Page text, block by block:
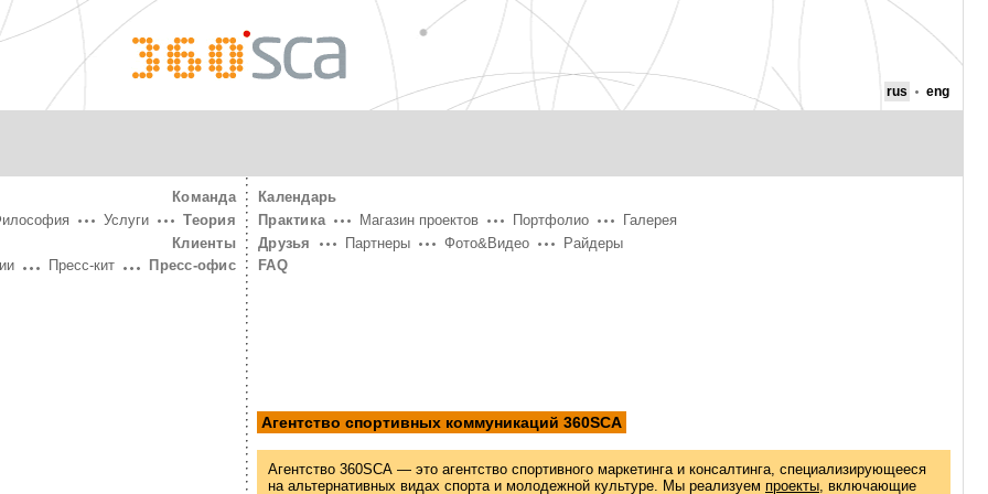
360° SCA
rus eng
Команда
Теория
Услуги
Клиенты
Пресс-офис
Пресс-кит
Календарь
Практика
Магазин проектов Портфолио
Галерея
Друзья
Партнеры Фото&Видео
Райдеры
FAQ
Агентство спортивных коммуникаций 360SCA
Агентство 360SCA — это агентство спортивного маркетинга и консалтинга, специализирующееся
на альтернативных видах спорта и молодежной культуре. Мы реализуем проекты , включающие